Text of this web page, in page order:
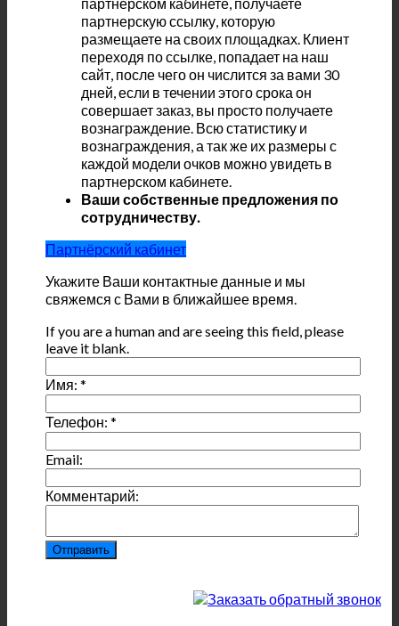
партнерскую ссылку, которую
размещаете на своих площадках. Клиент
переходя по ссылке, попадает на наш
сайт, после чего он числится за вами 30
дней, если в течении этого срока он
совершает заказ, вы просто получаете
вознаграждение. Всю статистику и
вознаграждения, а так же их размеры с
каждой модели очков можно увидеть в
партнерском кабинете.
Ваши собственные предложения по
сотрудничеству.
Партнёрский кабинет
Укажите Ваши контактные данные и мы
свяжемся с Вами в ближайшее время.
If you are a human and are seeing this field, please
leave it blank.
Имя:*
Телефон:*
Email:
Комментарий: